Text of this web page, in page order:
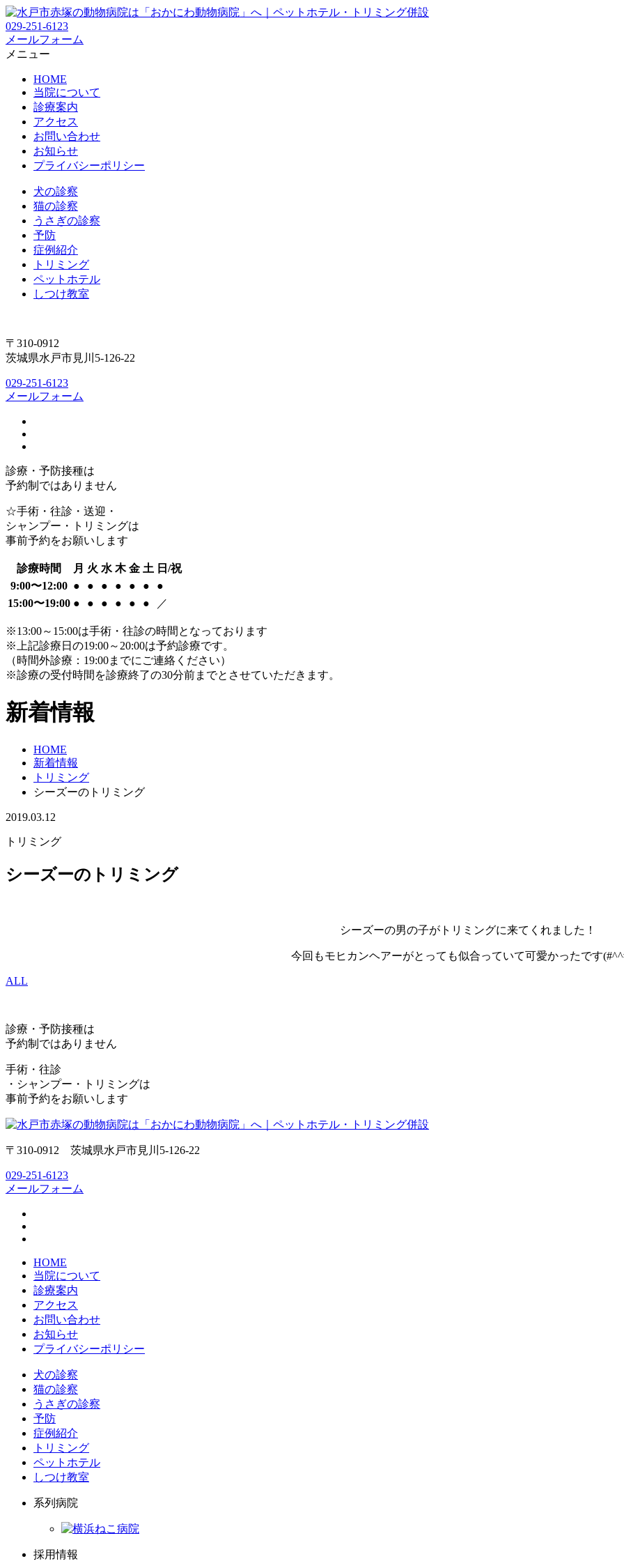
029-251-6123
メールフォーム
メニュー
HOME
当院について
診療案内
アクセス
お問い合わせ
お知らせ
プライバシーポリシー
犬の診察
猫の診察
うさぎの診察
予防
症例紹介
トリミング
ペットホテル
しつけ教室
〒310-0912
茨城県水戸市見川5-126-22
029-251-6123
メールフォーム
診療・予防接種は
予約制ではありません
☆手術・往診・送迎・
シャンプー・トリミングは
事前予約をお願いします
診療時間 月 火 水 木 金 土 日/祝
9:00〜12:00 ● ● ● ● ● ●
●
15:00〜19:00 ● ● ● ● ● ● ／
※13:00～15:00は手術・往診の時間となっております
※上記診療日の19:00～20:00は予約診療です。
（時間外診療：19:00までにご連絡ください）
※診療の受付時間を診療終了の30分前までとさせていただきます。
新着情報
HOME
新着情報
トリミング
シーズーのトリミング
2019.03.12
トリミング
シーズーのトリミング
シーズーの男の子がトリミングに来てくれました！
今回もモヒカンヘアーがとっても似合っていて可愛かったです
ALL
診療・予防接種は
予約制ではありません
手術・往診
・シャンプー・トリミングは
事前予約をお願いします
〒310-0912 茨城県水戸市見川5-126-22
029-251-6123
メールフォーム
HOME
当院について
診療案内
アクセス
お問い合わせ
お知らせ
プライバシーポリシー
犬の診察
猫の診察
うさぎの診察
予防
症例紹介
トリミング
ペットホテル
しつけ教室
系列病院
採用情報